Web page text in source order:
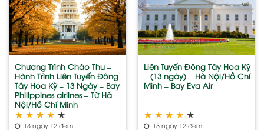
Add
to
wishlist
Chương Trình Chào Thu –
Hành Trình Liên Tuyến Đông
Tây Hoa Kỳ – 13 Ngày – Bay
Philippines airlines – Từ Hà
Nội/Hồ Chí Minh
★ ★ ★ ★ ★
13 ngày 12 đêm
Add
to
wishlist
Liên Tuyến Đông Tây Hoa Kỳ
– (13 ngày) – Hà Nội/Hồ Chí
Minh – Bay Eva Air
★ ★ ★ ★ ★
13 ngày 12 đêm